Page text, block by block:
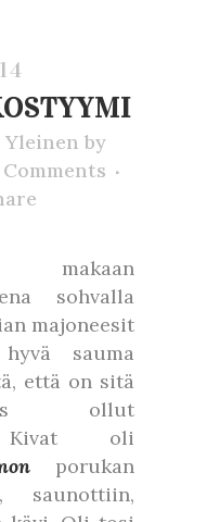
Yleinen by
Comments
sohvalla
majoneesit
sauma
että on sitä
ollut
Kivat oli
porukan
saunottiin,